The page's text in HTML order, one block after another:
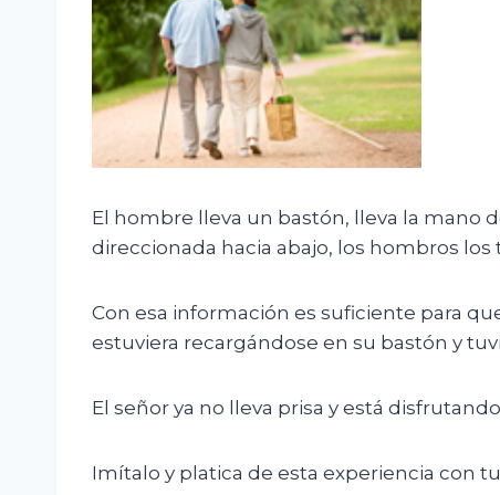
El hombre lleva un bastón, lleva la mano
direccionada hacia abajo, los hombros
Con esa información es suficiente para
estuviera recargándose en su bastón y
El señor ya no lleva prisa y está
Imítalo y platica de esta experiencia con